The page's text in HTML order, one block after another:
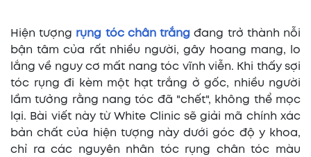
Hiện tượng rụng tóc chân trắng đang trở thành nỗi
bận tâm của rất nhiều người, gây hoang mang, lo
lắng về nguy cơ mất nang tóc vĩnh viễn. Khi thấy sợi
tóc rụng đi kèm một hạt trắng ở gốc, nhiều người
lầm tưởng rằng nang tóc đã "chết", không thể mọc
lại. Bài viết này từ White Clinic sẽ giải mã chính xác
bản chất của hiện tượng này dưới góc độ y khoa,
chỉ ra các nguyên nhân tóc rụng chân tóc màu